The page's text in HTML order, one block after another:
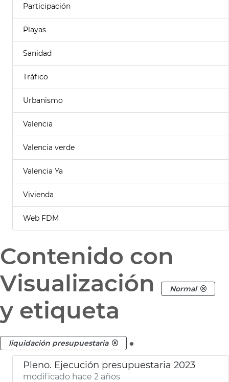
Participación
Playas
Sanidad
Tráfico
Urbanismo
Valencia
Valencia verde
Valencia Ya
Vivienda
Web FDM
Contenido con
Visualización
Normal
y etiqueta
liquidación presupuestaria .
Pleno. Ejecución presupuestaria 2023
modificado hace 2 años